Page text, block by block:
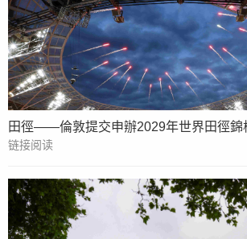
田徑——倫敦提交申辦2029年世界田徑錦
链接阅读